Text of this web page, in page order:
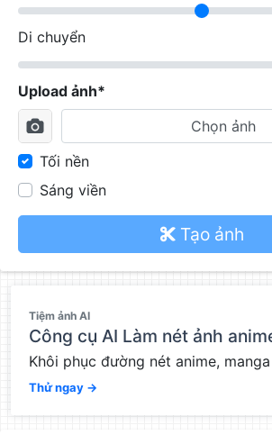
Di chuyển
Upload ảnh*
Chọn ảnh
Tối nền
Sáng viền
Tạo ảnh
Tiệm ảnh AI
Công cụ AI Làm nét ảnh
Khôi phục đường nét anime,
Thử ngay →